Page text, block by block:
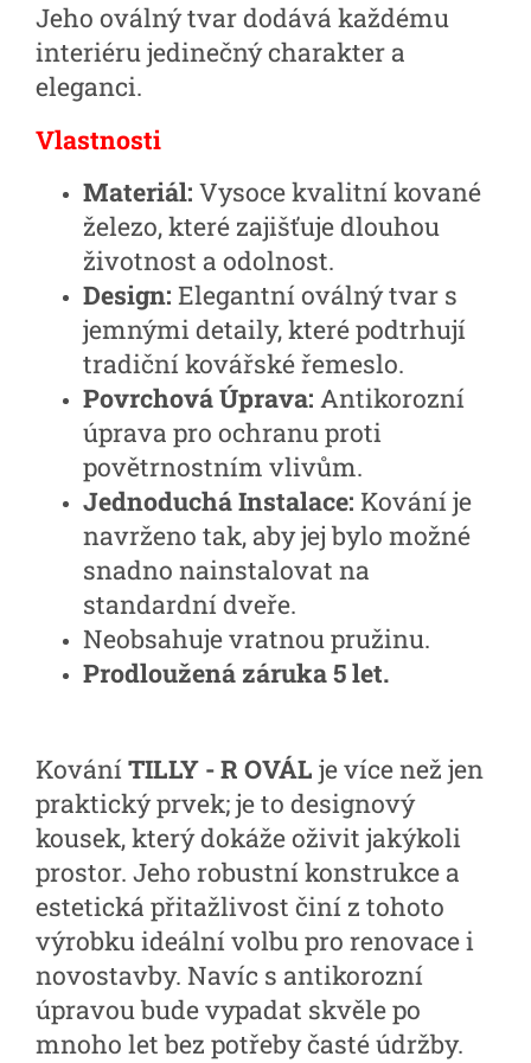
Jeho oválný tvar dodává každému
interiéru jedinečný charakter a
eleganci.
Vlastnosti
Materiál: Vysoce kvalitní kované
železo, které zajišťuje dlouhou
životnost a odolnost.
Design: Elegantní oválný tvar s
jemnými detaily, které podtrhují
tradiční kovářské řemeslo.
Povrchová Úprava: Antikorozní
úprava pro ochranu proti
povětrnostním vlivům.
Jednoduchá Instalace: Kování je
navrženo tak, aby jej bylo možné
snadno nainstalovat na
standardní dveře.
Neobsahuje vratnou pružinu.
Prodloužená záruka 5 let.
KováníTILLY - R OVÁL je více než jen
praktický prvek; je to designový
kousek, který dokáže oživit jakýkoli
prostor. Jeho robustní konstrukce a
estetická přitažlivost činí z tohoto
výrobku ideální volbu pro renovace i
novostavby. Navíc s antikorozní
úpravou bude vypadat skvěle po
mnoho let bez potřeby časté údržby.